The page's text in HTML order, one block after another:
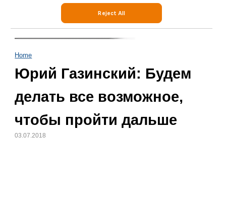
Home
Юрий Газинский: Будем
делать все возможное,
чтобы пройти дальше
03.07.2018